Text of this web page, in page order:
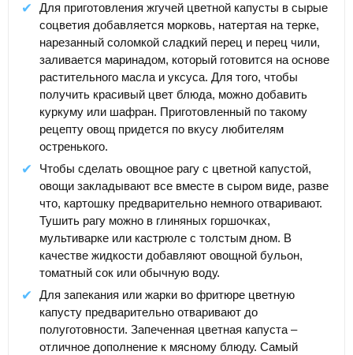
Для приготовления жгучей цветной капусты в сырые
соцветия добавляется морковь, натертая на терке,
нарезанный соломкой сладкий перец и перец чили,
заливается маринадом, который готовится на основе
растительного масла и уксуса. Для того, чтобы
получить красивый цвет блюда, можно добавить
куркуму или шафран. Приготовленный по такому
рецепту овощ придется по вкусу любителям
остренького.
Чтобы сделать овощное рагу с цветной капустой,
овощи закладывают все вместе в сыром виде, разве
что, картошку предварительно немного отваривают.
Тушить рагу можно в глиняных горшочках,
мультиварке или кастрюле с толстым дном. В
качестве жидкости добавляют овощной бульон,
томатный сок или обычную воду.
Для запекания или жарки во фритюре цветную
капусту предварительно отваривают до
полуготовности. Запеченная цветная капуста –
отличное дополнение к мясному блюду. Самый